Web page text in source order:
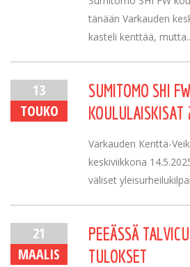
tänään Varkauden
kasteli kenttää,
13
TOUKO
SUMITOMO SHI
KOULULAISKISAT
Varkauden Kenttä-
keskiviikkona
väliset
21
MAALIS
PEEÄSSÄ
TULOKSET